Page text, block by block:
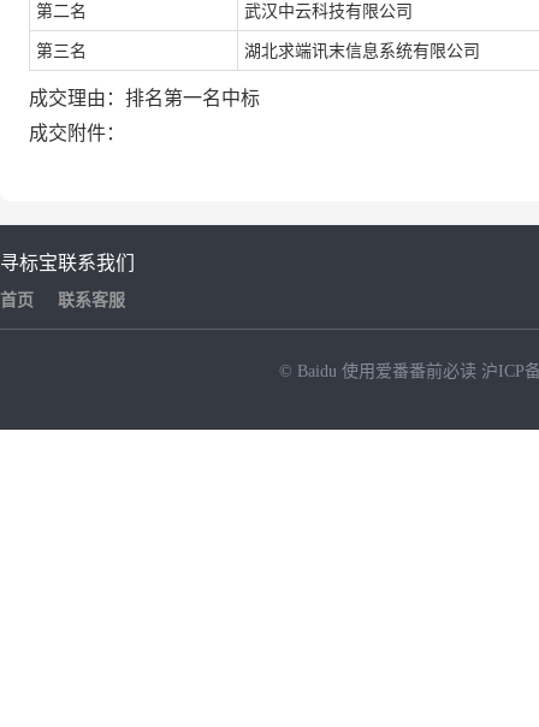
第二名 武汉中云科技有限公司
第三名 湖北求端讯末信息系统有限公司
成交理由： 排名第一名中标
成交附件：
寻标宝
首页
联系我们
联系客服
© Baidu 使用爱番番前必读 沪ICP